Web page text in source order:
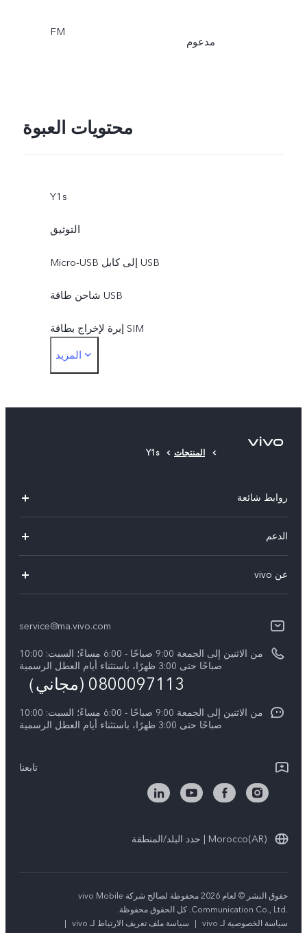
FM
مدعوم
محتويات العبوة
Y1s
التوثيق
Micro-USB إلى كابل USB
شاحن طاقة USB
إبرة لإخراج بطاقة SIM
جراب واقٍ
المزيد
المنتجات Y1s
روابط شائعة
Y31d
V70 FE
Y04
الدعم
مركز الخدمة
Funtouch OS
مصادقة IMEI
توجيهات بشأن ضمان vivo
بيان الخصوصية بشأن خدمة العملاء
عن vivo
الأخبار
الإشعارات القانونية
الاستدامة
service@ma.vivo.com
من الاثنين إلى الجمعة 9:00 صباحًا - 6:00 مساءً؛ السبت: 10:00
صباحًا حتى 3:00 ظهرًا، باستثناء أيام العطل الرسمية
0800097113 (مجاني）
من الاثنين إلى الجمعة 9:00 صباحًا - 6:00 مساءً؛ السبت: 10:00
صباحًا حتى 3:00 ظهرًا، باستثناء أيام العطل الرسمية
تابعنا
Morocco(AR) | حدد البلد/المنطقة
حقوق النشر © لعام 2026 محفوظة لصالح شركة vivo Mobile
Communication Co., Ltd.‎. كل الحقوق محفوظة.
سياسة الخصوصية لـ vivo
| سياسة ملف تعريف الارتباط لـ vivo
|